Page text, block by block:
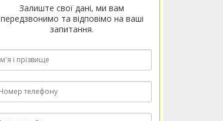
Залиште свої дані, ми вам
передзвонимо та відповімо на ваші
запитання.